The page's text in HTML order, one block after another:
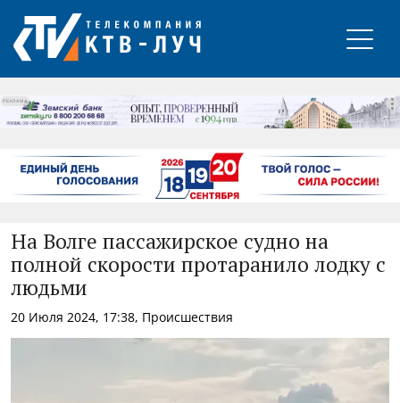
РЕКЛАМА
На Волге пассажирское судно на
полной скорости протаранило лодку с
людьми
20 Июля 2024, 17:38, Происшествия